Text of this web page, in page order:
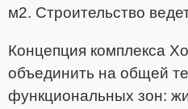
м2. Строительство
Концепция комплекса
объединить на общей
функциональных зон: